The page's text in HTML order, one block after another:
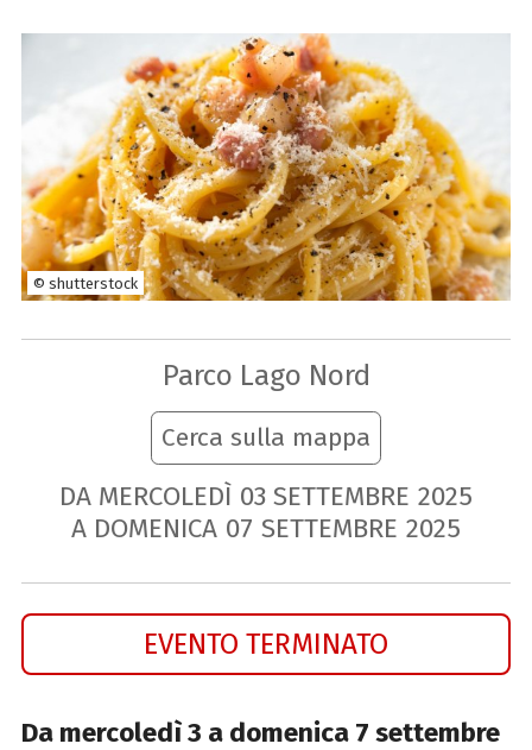
© shutterstock
Parco Lago Nord
Cerca sulla mappa
DA MERCOLEDÌ 03 SETTEMBRE 2025
A DOMENICA 07 SETTEMBRE 2025
EVENTO TERMINATO
Da mercoledì 3 a domenica 7 settembre